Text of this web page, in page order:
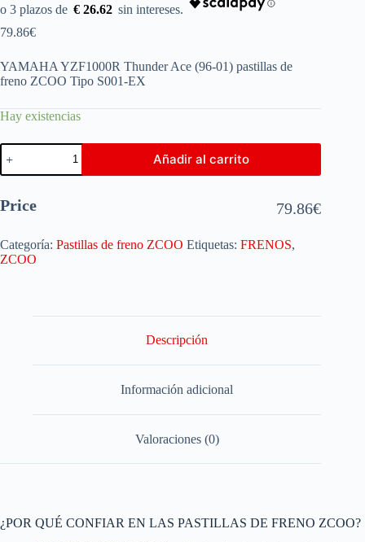
€ 26.62
79.86€
YAMAHA YZF1000R Thunder Ace (96-01) pastillas de
freno ZCOO Tipo S001-EX
Hay existencias
Añadir al carrito
Price 79.86€
Categoría: Pastillas de freno ZCOO Etiquetas: FRENOS,
ZCOO
Descripción
Información adicional
Valoraciones (0)
¿POR QUÉ CONFIAR EN LAS PASTILLAS DE FRENO ZCOO?